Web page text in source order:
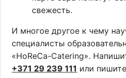
свежесть.
И многое другое к чему
специалисты
«HoReCa-Catering».
+371 29 239 111 или пишите